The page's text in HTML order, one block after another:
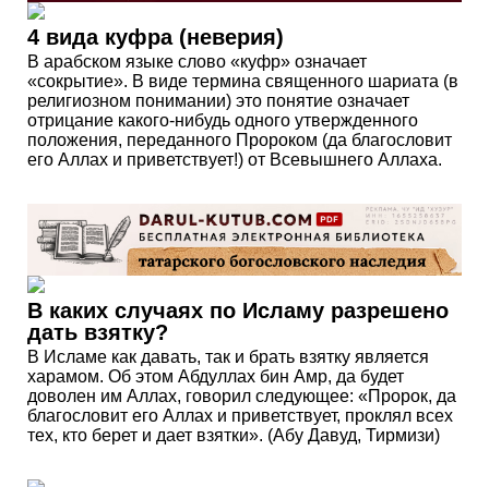
4 вида куфра (неверия)
В арабском языке слово «куфр» означает
«сокрытие». В виде термина священного шариата (в
религиозном понимании) это понятие означает
отрицание какого-нибудь одного утвержденного
положения, переданного Пророком (да благословит
его Аллах и приветствует!) от Всевышнего Аллаха.
В каких случаях по Исламу разрешено
дать взятку?
В Исламе как давать, так и брать взятку является
харамом. Об этом Абдуллах бин Амр, да будет
доволен им Аллах, говорил следующее: «Пророк, да
благословит его Аллах и приветствует, проклял всех
тех, кто берет и дает взятки». (Абу Давуд, Тирмизи)